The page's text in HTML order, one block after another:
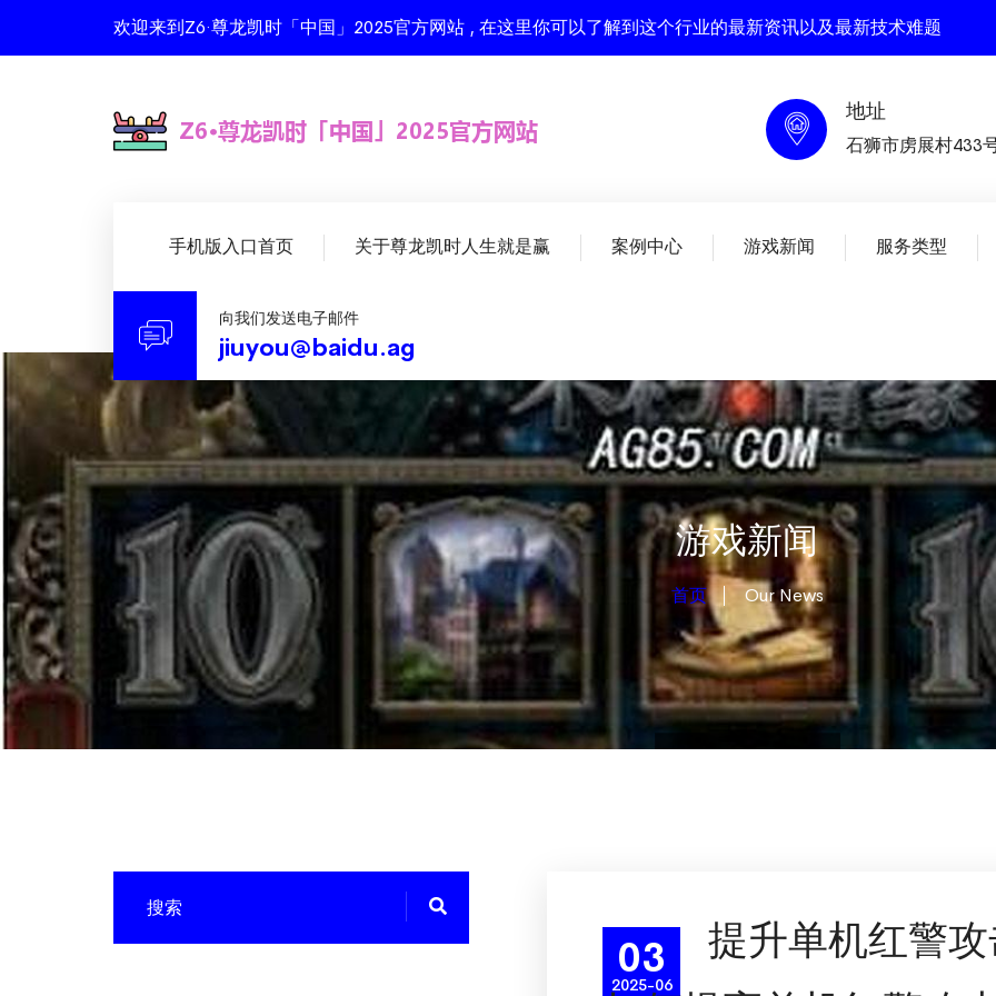
欢迎来到Z6·尊龙凯时「中国」2025官方网站 , 在这里你可以了解到这个行业的最新资讯以及最新技术难题
地址
石狮市虏展村433
手机版入口首页 关于尊龙凯时人生就是赢 案例中心 游戏新闻 服务类型
向我们发送电子邮件
jiuyou@baidu.ag
游戏新闻
首页 Our News
03
2025-06
提升单机红警